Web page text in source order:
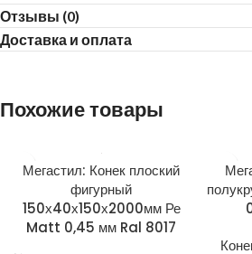
Отзывы (0)
Доставка и оплата
Похожие товары
Мегастил: Конек плоский
фигурный
150х40х150х2000мм Ре
Matt 0,45 мм Ral 8017